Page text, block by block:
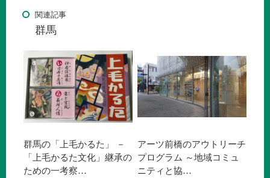
関連記事
群馬
群馬の「上毛かるた」 －
「上毛かるた文化」継承の
ための一考察…
アーツ前橋のアウトリーチ
プログラム ～地域コミュ
ニティと協…